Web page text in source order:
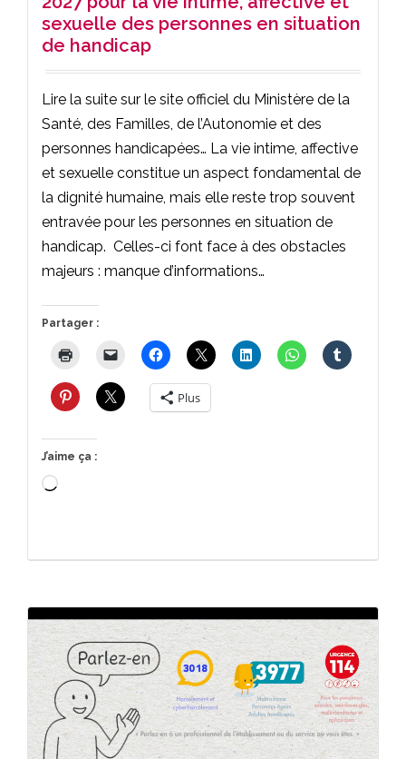
sexuelle des personnes en situation
de handicap
Lire la suite sur le site officiel du Ministère de la
Santé, des Familles, de l’Autonomie et des
personnes handicapées… La vie intime, affective
et sexuelle constitue un aspect fondamental de
la dignité humaine, mais elle reste trop souvent
entravée pour les personnes en situation de
handicap. Celles-ci font face à des obstacles
majeurs : manque d’informations…
Partager :
Plus
J’aime ça :
Chargement…